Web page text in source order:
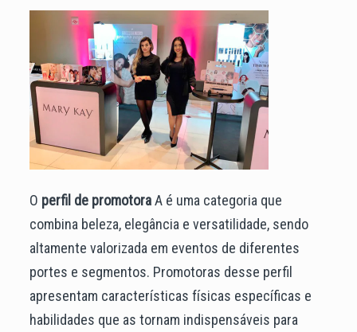
O perfil de promotoraA é uma categoria que
combina beleza, elegância e versatilidade, sendo
altamente valorizada em eventos de diferentes
portes e segmentos. Promotoras desse perfil
apresentam características físicas específicas e
habilidades que as tornam indispensáveis para